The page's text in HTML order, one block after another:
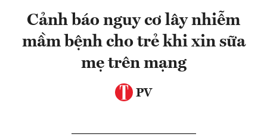
Cảnh báo nguy cơ lây nhiễm
mầm bệnh cho trẻ khi xin sữa
mẹ trên mạng
PV